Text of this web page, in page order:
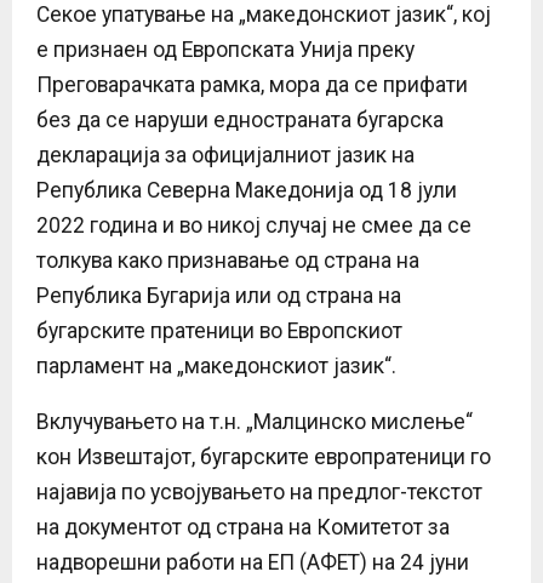
Секое упатување на „македонскиот јазик“, кој
е признаен од Европската Унија преку
Преговарачката рамка, мора да се прифати
без да се наруши едностраната бугарска
декларација за официјалниот јазик на
Република Северна Македонија од 18 јули
2022 година и во никој случај не смее да се
толкува како признавање од страна на
Република Бугарија или од страна на
бугарските пратеници во Европскиот
парламент на „македонскиот јазик“.
Вклучувањето на т.н. „Малцинско мислење“
кон Извештајот, бугарските европратеници го
најавија по усвојувањето на предлог-текстот
на документот од страна на Комитетот за
надворешни работи на ЕП (АФЕТ) на 24 јуни